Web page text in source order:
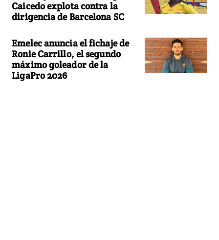
Caicedo explota contra la
dirigencia de Barcelona SC
Emelec anuncia el fichaje de
Ronie Carrillo, el segundo
máximo goleador de la
LigaPro 2026